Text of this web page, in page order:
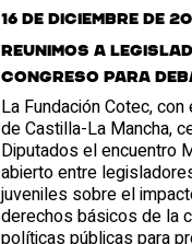
16 de diciembre de
Reunimos a
Congreso para
La Fundación Cotec,
de Castilla-La Mancha,
Diputados el encuentro
abierto entre
juveniles sobre el
derechos básicos de la
políticas públicas para